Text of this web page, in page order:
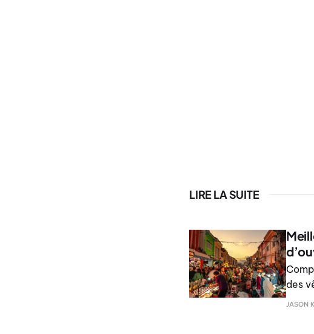
LIRE LA SUITE
des
JASON K.